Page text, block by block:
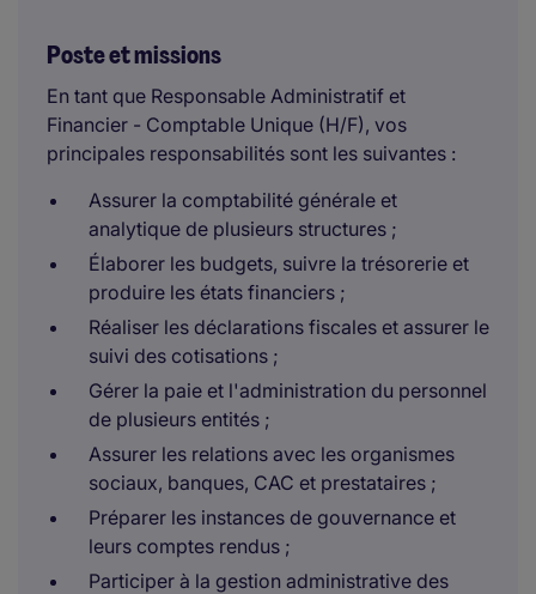
Poste et missions
En tant que Responsable Administratif et
Financier - Comptable Unique (H/F), vos
principales responsabilités sont les suivantes :
Assurer la comptabilité générale et
analytique de plusieurs structures ;
Élaborer les budgets, suivre la trésorerie et
produire les états financiers ;
Réaliser les déclarations fiscales et assurer le
suivi des cotisations ;
Gérer la paie et l'administration du personnel
de plusieurs entités ;
Assurer les relations avec les organismes
sociaux, banques, CAC et prestataires ;
Préparer les instances de gouvernance et
leurs comptes rendus ;
Participer à la gestion administrative des